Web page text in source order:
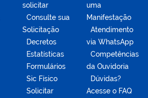
solicitar
Consulte sua
Solicitação
Decretos
Estatísticas
Formulários
Sic Físico
Solicitar
uma
Manifestação
Atendimento
via WhatsApp
Competências
da Ouvidoria
Dúvidas?
Acesse o FAQ